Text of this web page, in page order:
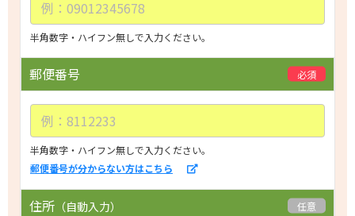
e
m
半角数字・ハイフン無しで入力ください。
郵便番号 必須
半角数字・ハイフン無しで入力ください。
郵便番号が分からない方はこちら
住所 （自動入力） 任意